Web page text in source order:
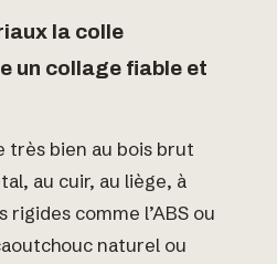
la colle
un collage fiable et
très bien au bois brut
au cuir, au liège, à
comme l’ABS ou
naturel ou